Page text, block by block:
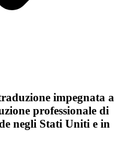
impegnata a
professionale di
negli Stati Uniti e in